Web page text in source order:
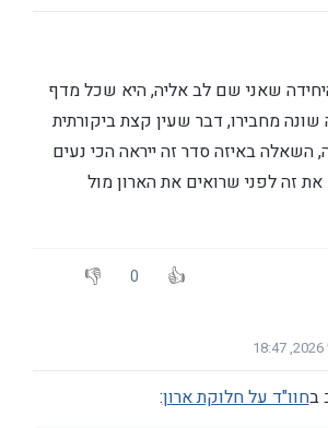
היחידה שאני שם לב אליה, היא שכל מדף
מחבירו, דבר שעין קצת ביקורתית
השאלה באיזה סדר זה ייראה הכי נעים
זה לפני שרואים את הארון מול
0
ידי
בחוו"ד על חלוקת ארון: